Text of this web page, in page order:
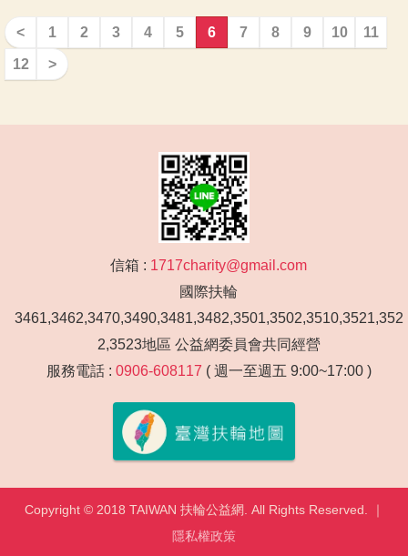
< 1 2 3 4 5 6 7 8 9 10 11
12 >
信箱 : 1717charity@gmail.com
國際扶輪
3461,3462,3470,3490,3481,3482,3501,3502,3510,3521,352
2,3523地區 公益網委員會共同經營
服務電話 : 0906-608117 ( 週一至週五 9:00~17:00 )
Copyright © 2018 TAIWAN 扶輪公益網. All Rights Reserved. ｜
隱私權政策